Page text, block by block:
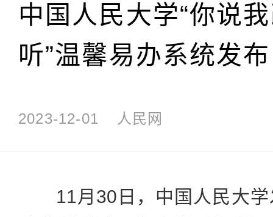
中国人民大学“你说
听”温馨易办系统发布
2023-12-01 人民网
11月30日，中国人民大学